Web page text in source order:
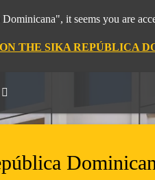
it seems you are
THE SIKA REPÚBLICA